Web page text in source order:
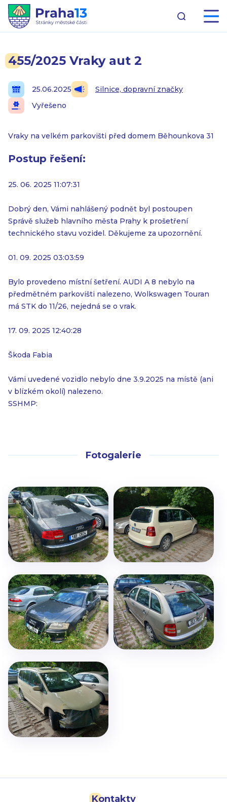
455/2025 Vraky aut 2
25.06.2025
Silnice, dopravní značky
Vyřešeno
Vraky na velkém parkovišti před domem Běhounkova 31
Postup řešení:
25. 06. 2025 11:07:31
Dobrý den, Vámi nahlášený podnět byl postoupen
Správě služeb hlavního města Prahy k prošetření
technického stavu vozidel. Děkujeme za upozornění.
01. 09. 2025 03:03:59
Bylo provedeno místní šetření. AUDI A 8 nebylo na
předmětném parkovišti nalezeno, Wolkswagen Touran
má STK do 11/26, nejedná se o vrak.
17. 09. 2025 12:40:28
Škoda Fabia
Vámi uvedené vozidlo nebylo dne 3.9.2025 na místě (ani
v blízkém okolí) nalezeno.
SSHMP:
Fotogalerie
Kontakty